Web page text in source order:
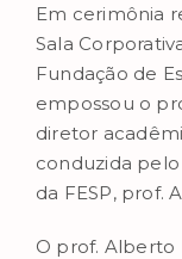
Em cerimônia
Sala
Fundação de
empossou o
diretor
conduzida
da FESP, prof.
O prof. Alberto